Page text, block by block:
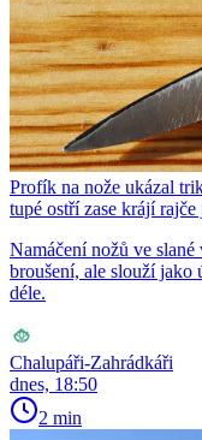
Profík na nože ukázal
tupé ostří zase krájí rajče
Namáčení nožů ve
broušení, ale slouží jako
déle.
Chalupáři-Zahrádkáři
dnes, 18:50
2 min